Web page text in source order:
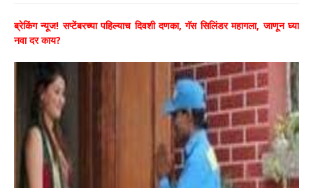
ब्रेकिंग न्यूज! सप्टेंबरच्या पहिल्याच दिवशी दणका, गॅस सिलिंडर महागला, जाणून घ्या
नवा दर काय?